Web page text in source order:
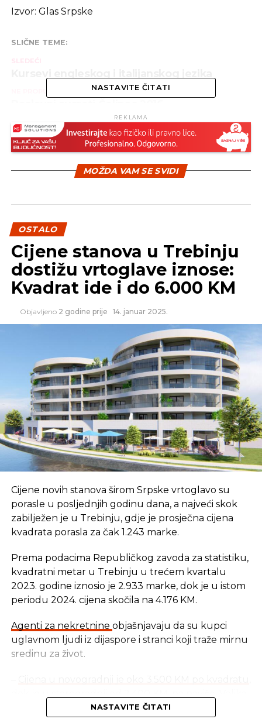
Izvor: Glas Srpske
SLIČNE TEME:
SLEDEĆI
NASTAVITE ČITATI
REKLAMA
MOŽDA VAM SE SVIDI
OSTALO
Cijene stanova u Trebinju
dostižu vrtoglave iznose:
Kvadrat ide i do 6.000 KM
Objavljeno 2 godine prije 14. januar 2025.
Cijene novih stanova širom Srpske vrtoglavo su
porasle u posljednjih godinu dana, a najveći skok
zabilježen je u Trebinju, gdje je prosječna cijena
kvadrata porasla za čak 1.243 marke.
Prema podacima Republičkog zavoda za statistiku,
kvadratni metar u Trebinju u trećem kvartalu
2023. godine iznosio je 2.933 marke, dok je u istom
periodu 2024. cijena skočila na 4.176 KM.
Agenti za nekretnine objašnjavaju da su kupci
uglavnom ljudi iz dijaspore i stranci koji traže mirnu
sredinu za život.
potražnja dolazi zbog blizine mora i velikog broja
NASTAVITE ČITATI